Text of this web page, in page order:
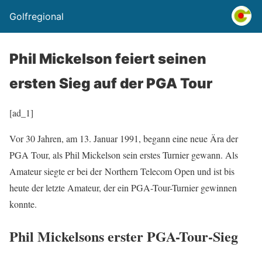
Golfregional
Phil Mickelson feiert seinen
ersten Sieg auf der PGA Tour
[ad_1]
Vor 30 Jahren, am 13. Januar 1991, begann eine neue Ära der
PGA Tour, als Phil Mickelson sein erstes Turnier gewann. Als
Amateur siegte er bei der Northern Telecom Open und ist bis
heute der letzte Amateur, der ein PGA-Tour-Turnier gewinnen
konnte.
Phil Mickelsons erster PGA-Tour-Sieg